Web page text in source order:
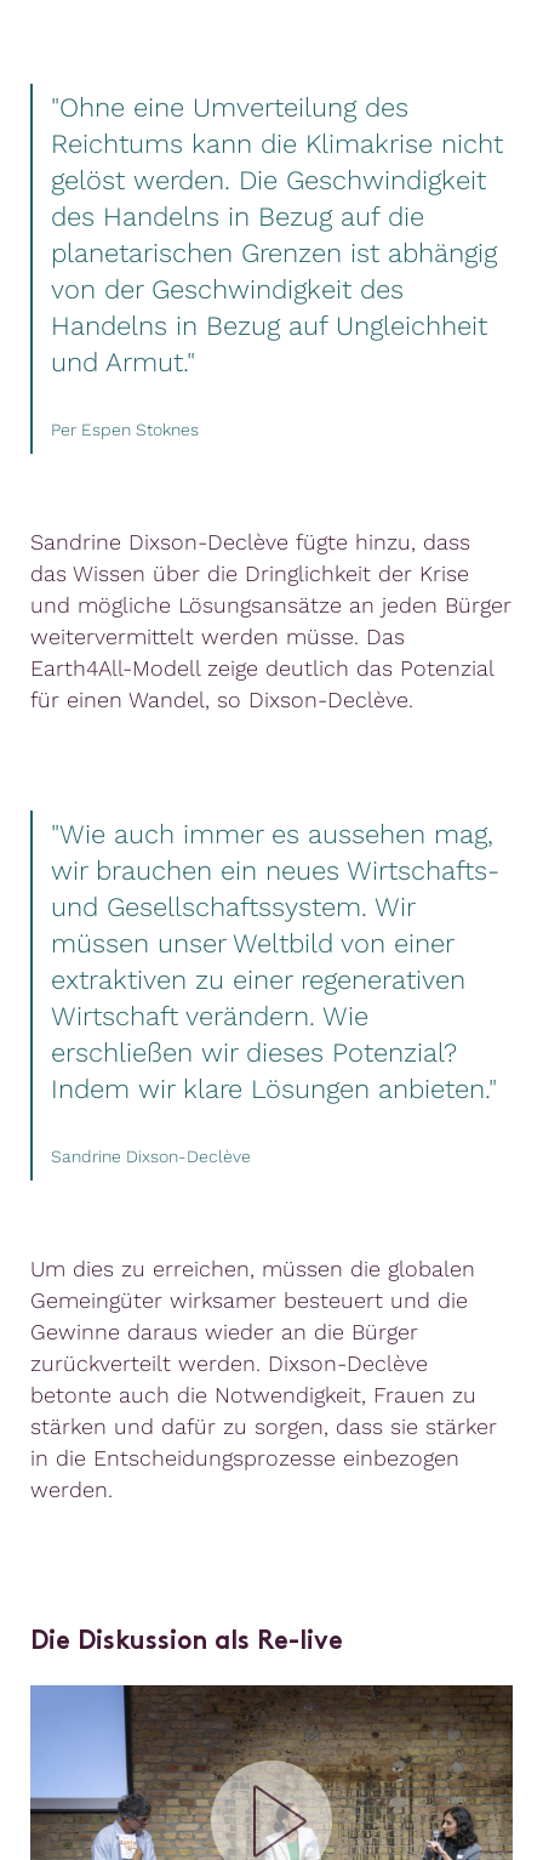
"Ohne eine Umverteilung des
Reichtums kann die Klimakrise nicht
gelöst werden. Die Geschwindigkeit
des Handelns in Bezug auf die
planetarischen Grenzen ist abhängig
von der Geschwindigkeit des
Handelns in Bezug auf Ungleichheit
und Armut."
Per Espen Stoknes
Sandrine Dixson-Declève fügte hinzu, dass
das Wissen über die Dringlichkeit der Krise
und mögliche Lösungsansätze an jeden Bürger
weitervermittelt werden müsse. Das
Earth4All-Modell zeige deutlich das Potenzial
für einen Wandel, so Dixson-Declève.
"Wie auch immer es aussehen mag,
wir brauchen ein neues Wirtschafts-
und Gesellschaftssystem. Wir
müssen unser Weltbild von einer
extraktiven zu einer regenerativen
Wirtschaft verändern. Wie
erschließen wir dieses Potenzial?
Indem wir klare Lösungen anbieten."
Sandrine Dixson-Declève
Um dies zu erreichen, müssen die globalen
Gemeingüter wirksamer besteuert und die
Gewinne daraus wieder an die Bürger
zurückverteilt werden. Dixson-Declève
betonte auch die Notwendigkeit, Frauen zu
stärken und dafür zu sorgen, dass sie stärker
in die Entscheidungsprozesse einbezogen
werden.
Die Diskussion als Re-live